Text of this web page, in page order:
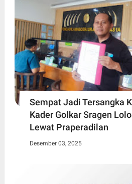
Sempat Jadi Tersangka
Kader Golkar Sragen
Lewat Praperadilan
Desember 03, 2025